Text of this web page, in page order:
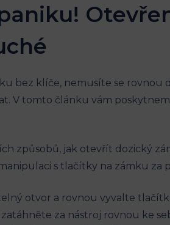
bez klíče, nemusíte se
V tomto článku vám
způsobů, jak otevřít dozický
s tlačítky na zámku
otvor a rovnou vyvalte
za nástroj rovnou ke